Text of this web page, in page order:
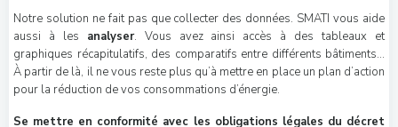
Notre solution ne fait pas que collecter des données. SMATI vous aide
aussi à les analyser. Vous avez ainsi accès à des tableaux et
graphiques récapitulatifs, des comparatifs entre différents bâtiments…
À partir de là, il ne vous reste plus qu’à mettre en place un plan d’action
pour la réduction de vos consommations d’énergie.
Se mettre en conformité avec les obligations légales du décret